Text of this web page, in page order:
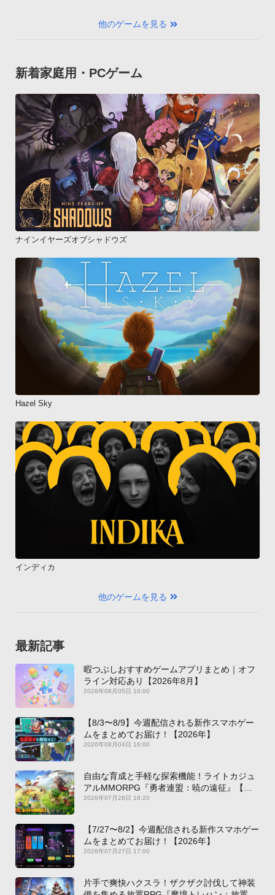
他のゲームを見る
新着家庭用・PCゲーム
ナインイヤーズオブシャドウズ
Hazel Sky
インディカ
他のゲームを見る
最新記事
暇つぶしおすすめゲームアプリまとめ｜オフ
ライン対応あり【2026年8月】
2026年08月05日 10:00
【8/3〜8/9】今週配信される新作スマホゲー
ムをまとめてお届け！【2026年】
2026年08月04日 16:00
自由な育成と手軽な探索機能！ライトカジュ
アルMMORPG『勇者連盟：暁の遠征』【最
新作PICKUP】
2026年07月28日 18:20
【7/27〜8/2】今週配信される新作スマホゲー
ムをまとめてお届け！【2026年】
2026年07月27日 17:00
片手で爽快ハクスラ！ザクザク討伐して神装